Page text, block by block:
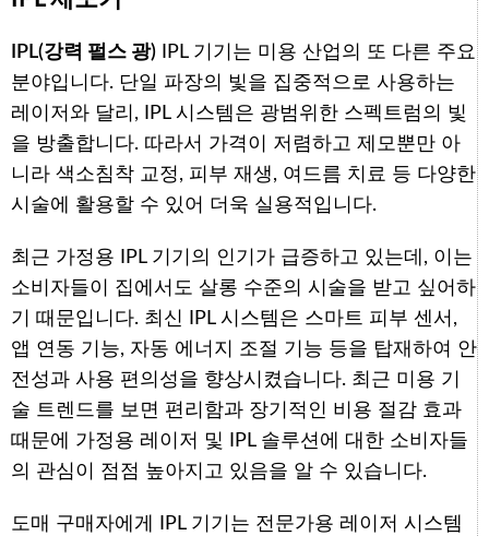
IPL(강력 펄스 광) IPL 기기는 미용 산업의 또 다른 주요
분야입니다. 단일 파장의 빛을 집중적으로 사용하는
레이저와 달리, IPL 시스템은 광범위한 스펙트럼의 빛
을 방출합니다. 따라서 가격이 저렴하고 제모뿐만 아
니라 색소침착 교정, 피부 재생, 여드름 치료 등 다양한
시술에 활용할 수 있어 더욱 실용적입니다.
최근 가정용 IPL 기기의 인기가 급증하고 있는데, 이는
소비자들이 집에서도 살롱 수준의 시술을 받고 싶어하
기 때문입니다. 최신 IPL 시스템은 스마트 피부 센서,
앱 연동 기능, 자동 에너지 조절 기능 등을 탑재하여 안
전성과 사용 편의성을 향상시켰습니다. 최근 미용 기
술 트렌드를 보면 편리함과 장기적인 비용 절감 효과
때문에 가정용 레이저 및 IPL 솔루션에 대한 소비자들
의 관심이 점점 높아지고 있음을 알 수 있습니다.
도매 구매자에게 IPL 기기는 전문가용 레이저 시스템